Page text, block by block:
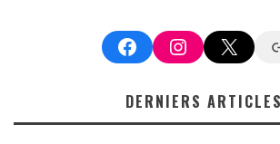
FacebookInstagram
X
DERNIERS ARTICLES